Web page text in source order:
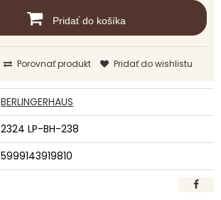
Pridať do košíka
Porovnať produkt Pridať do wishlistu
BERLINGERHAUS
2324 LP-BH-238
5999143919810